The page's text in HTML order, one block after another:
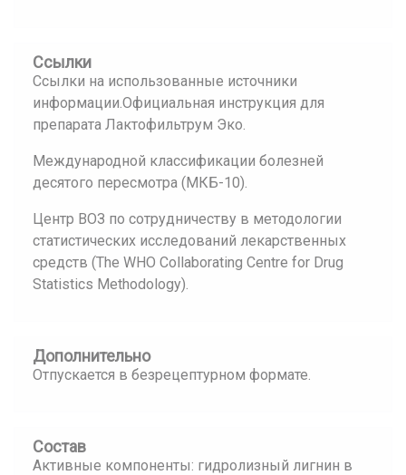
Ссылки
Ссылки на использованные источники
информации.Официальная инструкция для
препарата Лактофильтрум Эко.
Международной классификации болезней
десятого пересмотра (МКБ-10).
Центр ВОЗ по сотрудничеству в методологии
статистических исследований лекарственных
средств (The WHO Collaborating Centre for Drug
Statistics Methodology).
Дополнительно
Отпускается в безрецептурном формате.
Состав
Активные компоненты: гидролизный лигнин в